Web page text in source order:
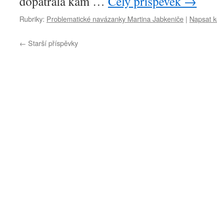
Rubriky: Problematické navázanky Martina Jabkeniče | Napsat
← Starší příspěvky